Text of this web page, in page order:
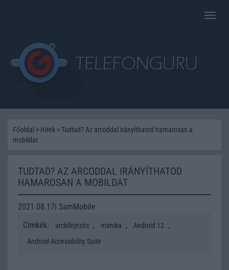
Toggle
Főoldal > Hírek >Tudtad? Az arcoddal irányíthatod hamarosan a
mobildat
TUDTAD? AZ ARCODDAL IRÁNYÍTHATOD
HAMAROSAN A MOBILDAT
2021.08.17| SamMobile
Címkék:
arckifejezés , mimika , Android 12 ,
Android Accessibility Suite